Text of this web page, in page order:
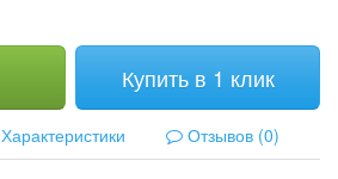
Купить в 1 клик
Характеристики Отзывов (0)